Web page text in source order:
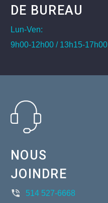
DE BUREAU
Lun-Ven:
9h00-12h00 / 13h15-17h00
NOUS
JOINDRE
514 527-6668